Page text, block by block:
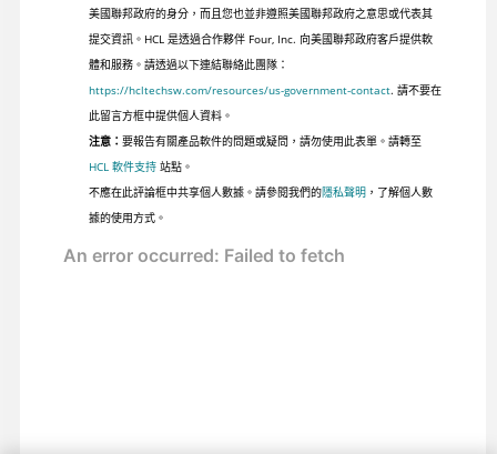
美國聯邦政府的身分，而且您也並非遵照美國聯邦政府之意思或代表其
提交資訊。HCL 是透過合作夥伴 Four, Inc. 向美國聯邦政府客戶提供軟
體和服務。請透過以下連結聯絡此團隊：
https://hcltechsw.com/resources/us-government-contact. 請不要在
此留言方框中提供個人資料。
注意： 要報告有關產品軟件的問題或疑問，請勿使用此表單。請轉至
HCL 軟件支持站點。
不應在此評論框中共享個人數據。請參閱我們的隱私聲明 ，了解個人數
據的使用方式。